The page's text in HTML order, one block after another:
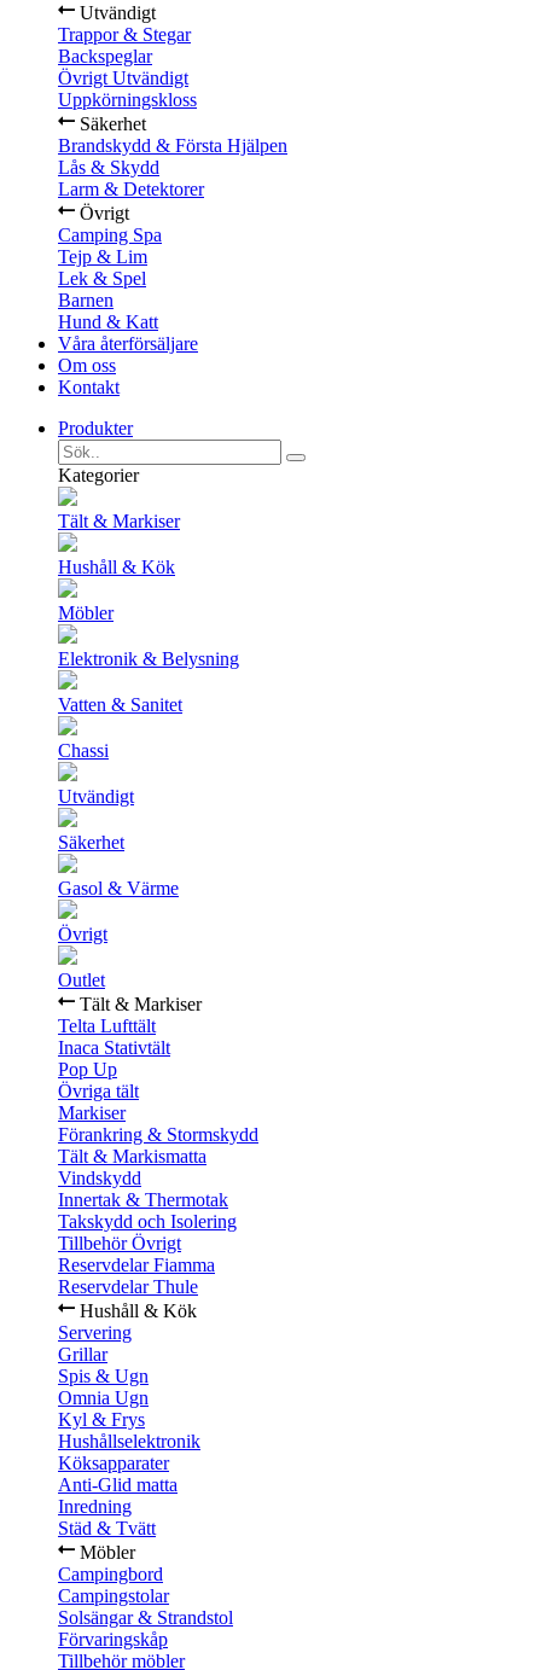
Utvändigt
Trappor & Stegar
Backspeglar
Övrigt Utvändigt
Uppkörningskloss
Säkerhet
Brandskydd & Första Hjälpen
Lås & Skydd
Larm & Detektorer
Övrigt
Camping Spa
Tejp & Lim
Lek & Spel
Barnen
Hund & Katt
Våra återförsäljare
Om oss
Kontakt
Produkter
Kategorier
Tält & Markiser
Hushåll & Kök
Möbler
Elektronik & Belysning
Vatten & Sanitet
Chassi
Utvändigt
Säkerhet
Gasol & Värme
Övrigt
Outlet
Tält & Markiser
Telta Lufttält
Inaca Stativtält
Pop Up
Övriga tält
Markiser
Förankring & Stormskydd
Tält & Markismatta
Vindskydd
Innertak & Thermotak
Takskydd och Isolering
Tillbehör Övrigt
Reservdelar Fiamma
Reservdelar Thule
Hushåll & Kök
Servering
Grillar
Spis & Ugn
Omnia Ugn
Kyl & Frys
Hushållselektronik
Köksapparater
Anti-Glid matta
Inredning
Städ & Tvätt
Möbler
Campingbord
Campingstolar
Solsängar & Strandstol
Förvaringskåp
Tillbehör möbler